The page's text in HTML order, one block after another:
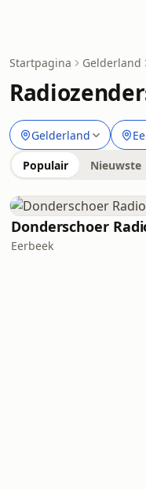
Startpagina Gelderland
Gelderland
Populair Nieuwste
Donderschoer
Eerbeek